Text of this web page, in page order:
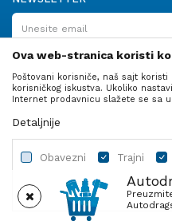
PRATITE NAS
Autodelovi
Ova web-stranica koristi
Poštovani korisniče, naš sajt
korisničkog iskustva. Ukoliko
Internet prodavnicu slažete se sa
Detaljnije
Obavezni Trajni